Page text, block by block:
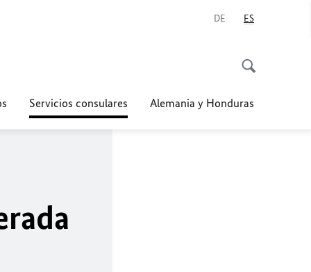
DE ES
Servicios consulares Alemania y Honduras